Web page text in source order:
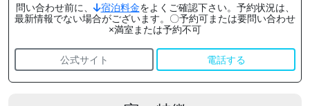
問い合わせ前に、 宿泊料金をよくご確認下さい。予約状況は、
最新情報でない場合がございます。〇予約可または要問い合わせ
×満室または予約不可
公式サイト 電話する